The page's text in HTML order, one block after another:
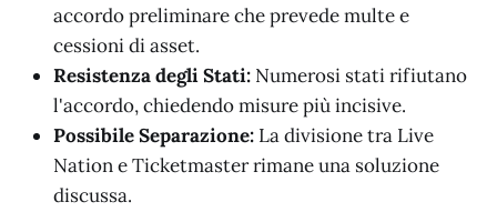
accordo preliminare che prevede multe e
cessioni di asset.
Resistenza degli Stati: Numerosi stati rifiutano
l'accordo, chiedendo misure più incisive.
Possibile Separazione: La divisione tra Live
Nation e Ticketmaster rimane una soluzione
discussa.